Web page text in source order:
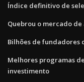
Índice definitivo de
Quebrou o mercado de
Bilhões de fundadores
Melhores programas
investimento